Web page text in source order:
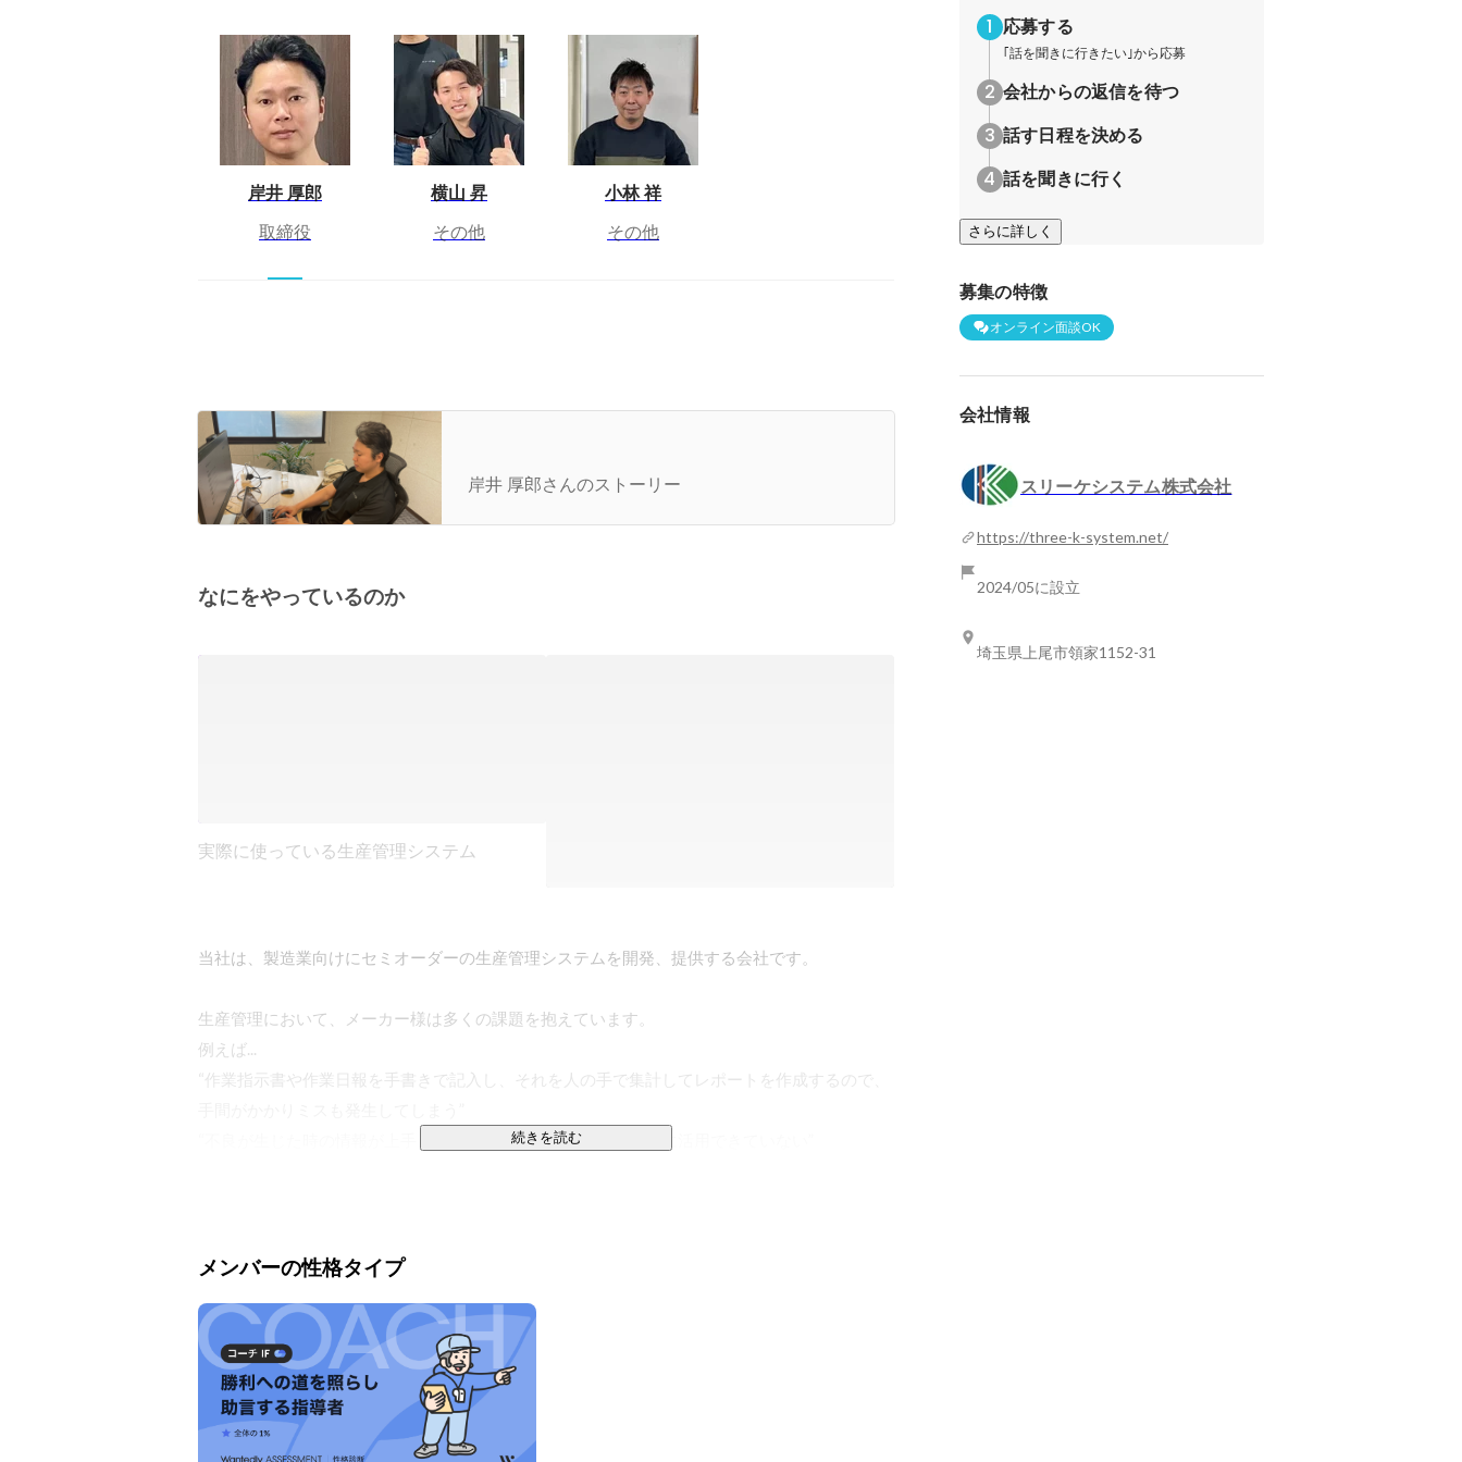
岸井 厚郎
取締役
横山 昇
その他
小林 祥
その他
岸井 厚郎さんのストーリー
なにをやっているのか
実際に使っている生産管理システム
当社は、製造業向けにセミオーダーの生産管理システムを開発、提供する会社です。
生産管理において、メーカー様は多くの課題を抱えています。
例えば...
“作業指示書や作業日報を手書きで記入し、それを人の手で集計してレポートを作成するので、
“不良が生じた時の情報が上手く蓄積されておらず、以降の生産に活用できていない”
しかし、従来の生産管理システムはオンプレミス型が一般的で、自社サーバーを設置する必要
これに対し私たちの製品は、クラウド上で提供しサブスクリプションモデルを採用しているた
め、初期コストを抑え導入ハードルを大幅に下げることができます。
私たちのサービスの大きな強みは、お客様ごとのクラウドサーバーを当社で管理し、追加コス
トなしで各社のカスタマイズに対応している点です。その会社に合った生産管理システムを、
続きを読む
メンバーの性格タイプ
応募する
｢話を聞きに行きたい｣から応募
会社からの返信を待つ
話す日程を決める
話を聞きに行く
さらに詳しく
募集の特徴
オンライン面談OK
会社情報
スリーケシステム株式会社
https://three-k-system.net/
2024/05に設立
埼玉県上尾市領家1152-31